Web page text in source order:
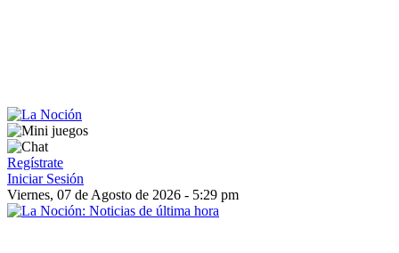
Regístrate
Iniciar Sesión
Viernes, 07 de Agosto de 2026 - 5:29 pm